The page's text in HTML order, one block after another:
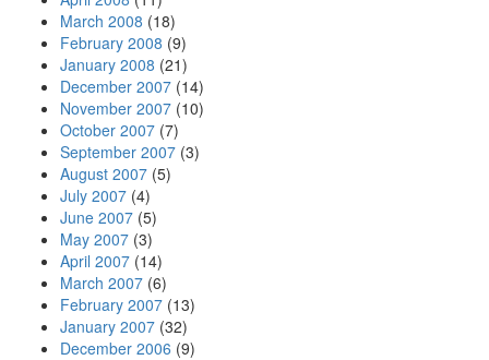
March 2008 (18)
February 2008 (9)
January 2008 (21)
December 2007 (14)
November 2007 (10)
October 2007 (7)
September 2007 (3)
August 2007 (5)
July 2007 (4)
June 2007 (5)
May 2007 (3)
April 2007 (14)
March 2007 (6)
February 2007 (13)
January 2007 (32)
December 2006 (9)